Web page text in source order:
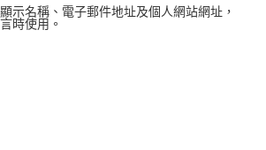
示名稱、電子郵件地址及個人網站網址，
時使用。